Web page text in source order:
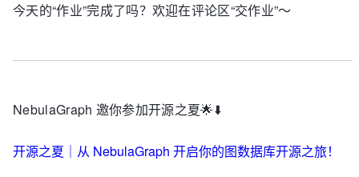
今天的“作业”完成了吗？欢迎在评论区“交作业”～
NebulaGraph 邀你参加开源之夏🌟⬇️
开源之夏｜从 NebulaGraph 开启你的图数据库开源之旅！